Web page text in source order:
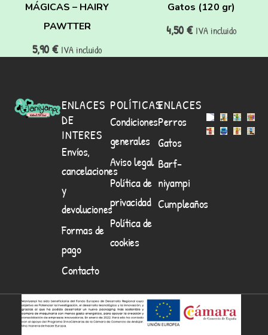
MÁGICAS – HAIRY
PAWTTER
5,90€ IVA incluido
Gatos (120 gr)
4,50€ IVA incluido
ENLACES
DE
INTERES
Envíos,
cancelaciones
y
devoluciones
Formas de
pago
Contacto
POLÍTICAS
Condiciones
generales
Aviso legal
Política de
privacidad
Política de
cookies
ENLACES
Perros
Gatos
Barf-
niyampi
Cumpleaños